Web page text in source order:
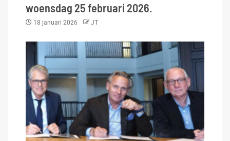
woensdag 25 februari 2026.
18 januari 2026 JT